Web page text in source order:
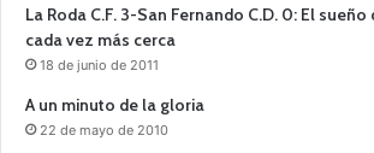
La Roda C.F. 3-San Fernando C.D. 0: El
cada vez más cerca
18 de junio de 2011
A un minuto de la gloria
22 de mayo de 2010